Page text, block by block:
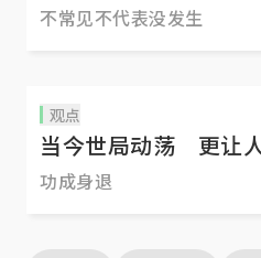
不常见不代表没发生
观点
当今世局动荡 更让
功成身退